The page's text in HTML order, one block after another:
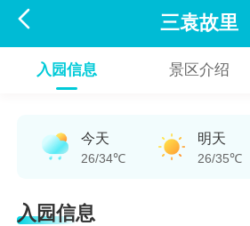
 三袁故里
入园信息 景区介绍
今天
26/34℃
明天
26/35℃
入园信息